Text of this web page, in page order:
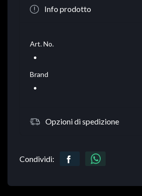
Info prodotto
Art. No.
Brand
Opzioni di spedizione
Condividi: